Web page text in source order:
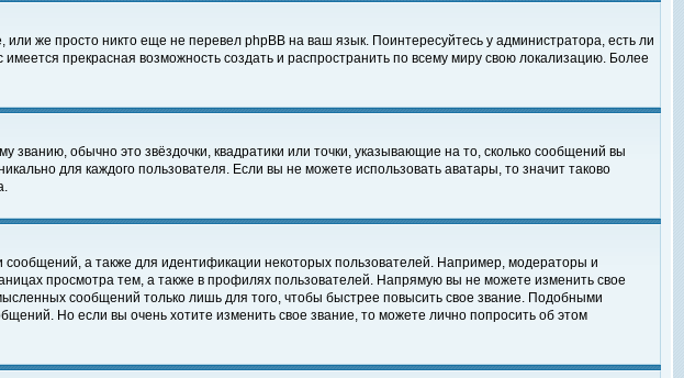
же просто никто еще не перевел phpBB на ваш язык. Поинтересуйтесь у администратора, есть ли
прекрасная возможность создать и распространить по всему миру свою локализацию. Более
обычно это звёздочки, квадратики или точки, указывающие на то, сколько сообщений вы
для каждого пользователя. Если вы не можете использовать аватары, то значит таково
а также для идентификации некоторых пользователей. Например, модераторы и
просмотра тем, а также в профилях пользователей. Напрямую вы не можете изменить свое
сообщений только лишь для того, чтобы быстрее повысить свое звание. Подобными
Но если вы очень хотите изменить свое звание, то можете лично попросить об этом